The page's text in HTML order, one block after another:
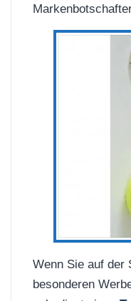
Wenn Sie auf der
besonderen